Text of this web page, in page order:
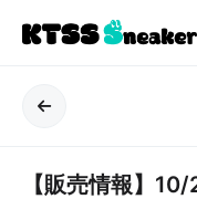
【販売情報】